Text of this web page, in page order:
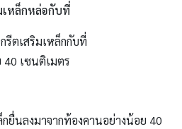
หล็กหล่อกับที่
ตเสริมเหล็กกับที่
40 เซนติเมตร
ยื่นลงมาจากท้องคานอย่างน้อย 40